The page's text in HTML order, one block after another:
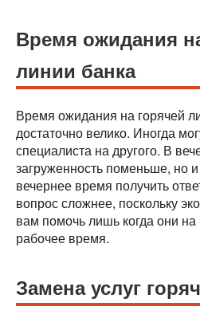
Время ожидания
линии банка
Время ожидания на горячей
достаточно велико. Иногда
специалиста на другого. В
загруженность поменьше, но
вечернее время получить
вопрос сложнее, поскольку
вам помочь лишь когда они на
рабочее время.
Замена услуг